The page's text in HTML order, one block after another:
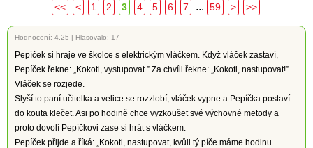
<< < 1 2 3 4 5 6 7 ... 59 > >>
Hodnocení: 4.25 | Hlasovalo: 17
Pepíček si hraje ve školce s elektrickým vláčkem. Když vláček zastaví,
Pepíček řekne: „Kokoti, vystupovat.” Za chvíli řekne: „Kokoti, nastupovat!”
Vláček se rozjede.
Slyší to paní učitelka a velice se rozzlobí, vláček vypne a Pepíčka postaví
do kouta klečet. Asi po hodině chce vyzkoušet své výchovné metody a
proto dovolí Pepíčkovi zase si hrát s vláčkem.
Pepíček přijde a říká: „Kokoti, nastupovat, kvůli tý píče máme hodinu